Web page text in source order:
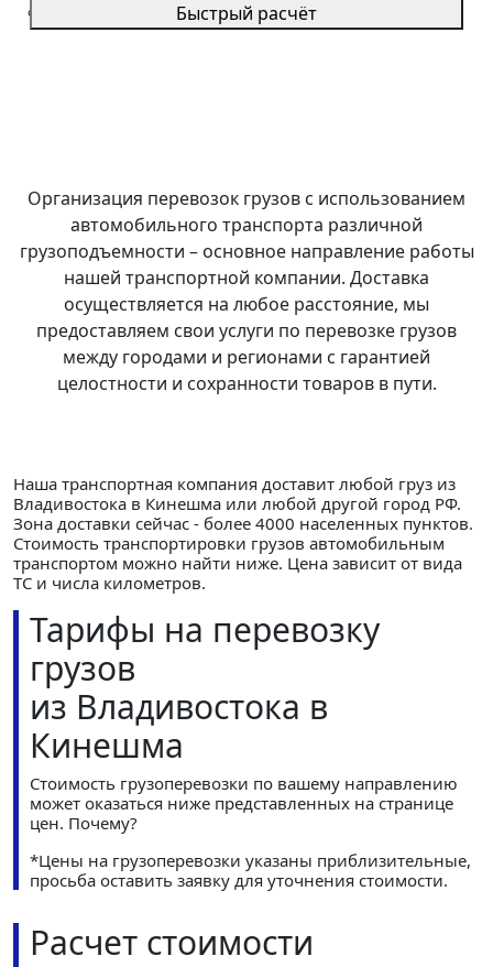
Быстрый расчёт
Организация перевозок грузов с использованием
автомобильного транспорта различной
грузоподъемности – основное направление работы
нашей транспортной компании. Доставка
осуществляется на любое расстояние, мы
предоставляем свои услуги по перевозке грузов
между городами и регионами с гарантией
целостности и сохранности товаров в пути.
Наша транспортная компания доставит любой груз из
Владивостока в Кинешма или любой другой город РФ.
Зона доставки сейчас - более 4000 населенных пунктов.
Стоимость транспортировки грузов автомобильным
транспортом можно найти ниже. Цена зависит от вида
ТС и числа километров.
Тарифы на перевозку
грузов
из Владивостока в
Кинешма
Стоимость грузоперевозки по вашему направлению
может оказаться ниже представленных на странице
цен. Почему?
*Цены на грузоперевозки указаны приблизительные,
просьба оставить заявку для уточнения стоимости.
Расчет стоимости